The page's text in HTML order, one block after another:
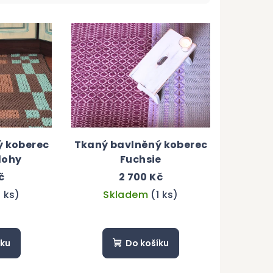
koberec
ks)
Tkaný bavlněný koberec
Fuchsie
2 700 Kč
Skladem (1 ks)
Do košíku